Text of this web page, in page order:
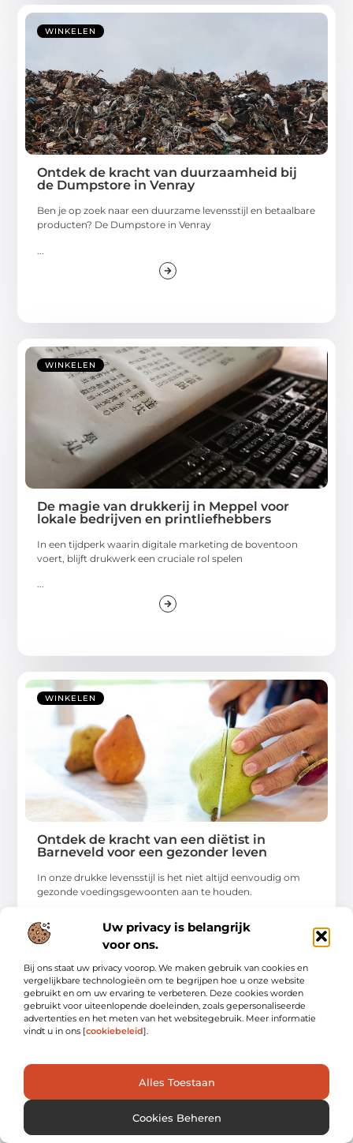
Uw privacy is belangrijk
voor ons.
Bij ons staat uw privacy voorop. We maken gebruik van cookies en
vergelijkbare technologieën om te begrijpen hoe u onze website
gebruikt en om uw ervaring te verbeteren. Deze cookies worden
gebruikt voor uiteenlopende doeleinden, zoals gepersonaliseerde
advertenties en het meten van het websitegebruik. Meer informatie
vindt u in ons [cookiebeleid].
Alles Toestaan
Cookies Beheren
WINKELEN
Ontdek de kracht van duurzaamheid bij
de Dumpstore in Venray
Ben je op zoek naar een duurzame levensstijl en betaalbare
producten? De Dumpstore in Venray
WINKELEN
De magie van drukkerij in Meppel voor
lokale bedrijven en printliefhebbers
In een tijdperk waarin digitale marketing de boventoon
voert, blijft drukwerk een cruciale rol spelen
WINKELEN
Ontdek de kracht van een diëtist in
Barneveld voor een gezonder leven
In onze drukke levensstijl is het niet altijd eenvoudig om
gezonde voedingsgewoonten aan te houden.
WINKELEN